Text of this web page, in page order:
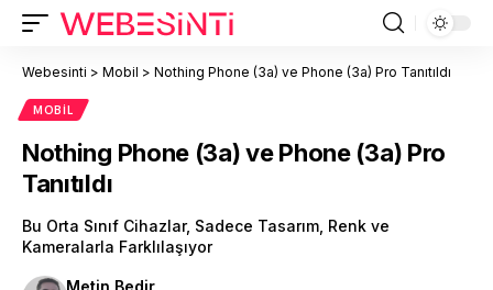
Webesinti > Mobil > Nothing Phone (3a) ve Phone (3a) Pro Tanıtıldı
MOBIL
Nothing Phone (3a) ve Phone (3a) Pro
Tanıtıldı
Bu Orta Sınıf Cihazlar, Sadece Tasarım, Renk ve
Kameralarla Farklılaşıyor
Metin Bedir